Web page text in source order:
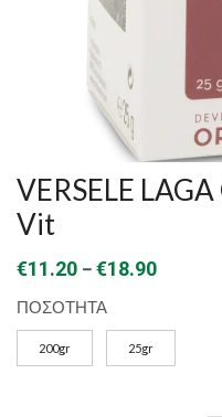
VERSELE
Vit
€11.20 –€18.90Price
€11.20
through
ΠΟΣΟΤΗΤΑ
200gr 25gr